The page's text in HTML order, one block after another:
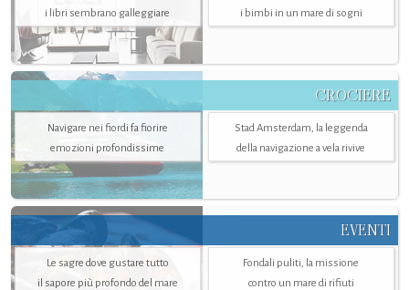
i libri sembrano galleggiare
i bimbi in un mare di sogni
CROCIERE
Navigare nei fiordi fa fiorire
emozioni profondissime
Stad Amsterdam, la leggenda
della navigazione a vela rivive
EVENTI
Le sagre dove gustare tutto
il sapore più profondo del mare
Fondali puliti, la missione
contro un mare di rifiuti